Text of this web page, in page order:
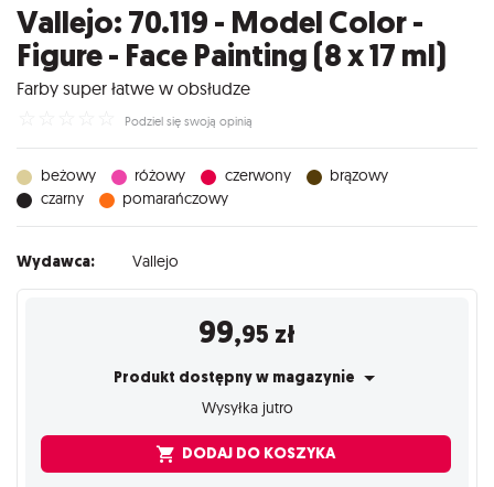
Vallejo: 70.119 - Model Color -
Figure - Face Painting (8 x 17 ml)
Farby super łatwe w obsłudze
Podziel się swoją opinią
beżowy różowy czerwony
brązowy
czarny
pomarańczowy
Wydawca: Vallejo
99,95 zł
Produkt dostępny w magazynie
Wysyłka jutro
DODAJ DO KOSZYKA